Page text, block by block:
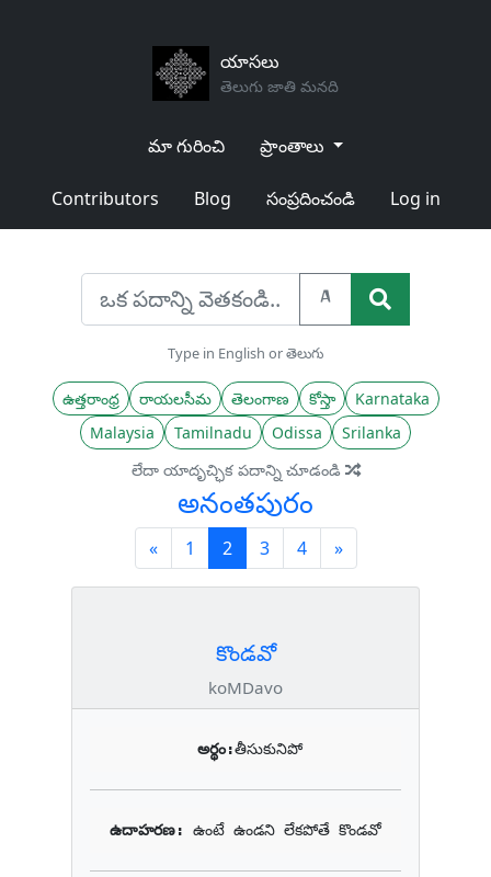
యాసలు
తెలుగు జాతి మనది
మా గురించి ప్రాంతాలు
Contributors Blog సంప్రదించండి Log in
A
Type in English or తెలుగు
ఉత్తరాంధ్ర రాయలసీమ తెలంగాణ కోస్తా
Karnataka
Malaysia
Tamilnadu Odissa
Srilanka
లేదా యాదృచ్ఛిక పదాన్ని చూడండి
అనంతపురం
«Previous
1 2(current)
3 4 »Next
కొండవో
koMDavo
అర్థం:తీసుకునిపో
ఉదాహరణ: ఉంటే ఉండని లేకపోతే కొండవో